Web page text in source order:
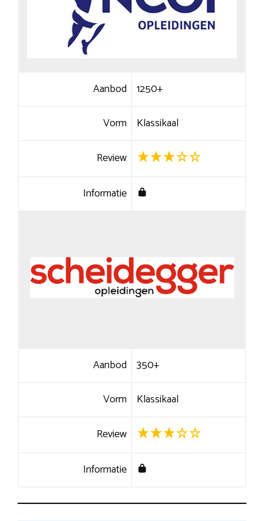
Aanbod 1250+
Vorm Klassikaal
Review
Informatie
Aanbod 350+
Vorm Klassikaal
Review
Informatie